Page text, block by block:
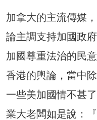
加拿大的主流傳媒
論主調支持加國政
加國尊重法治的民
香港的輿論，當中
一些美加國情不甚
業大老闆如是說：